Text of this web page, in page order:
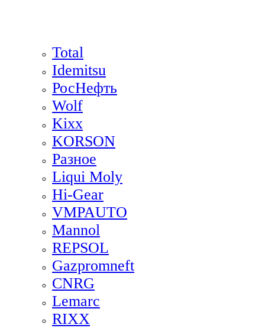
Total
Idemitsu
РосНефть
Wolf
Kixx
KORSON
Разное
Liqui Moly
Hi-Gear
VMPAUTO
Mannol
REPSOL
Gazpromneft
CNRG
Lemarc
RIXX